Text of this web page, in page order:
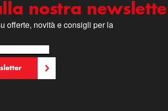
nostra
offerte, novità e consigli per la